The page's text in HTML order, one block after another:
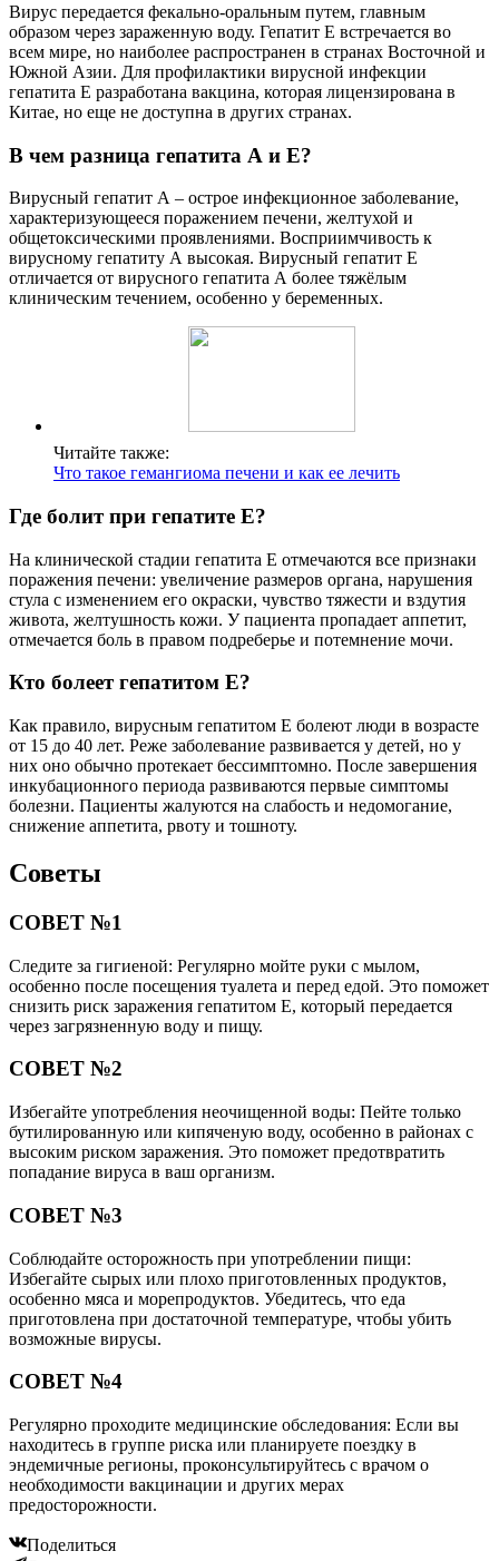
Вирус передается фекально-оральным путем, главным
образом через зараженную воду. Гепатит Е встречается во
всем мире, но наиболее распространен в странах Восточной и
Южной Азии. Для профилактики вирусной инфекции
гепатита Е разработана вакцина, которая лицензирована в
Китае, но еще не доступна в других странах.
В чем разница гепатита А и Е?
Вирусный гепатит А – острое инфекционное заболевание,
характеризующееся поражением печени, желтухой и
общетоксическими проявлениями. Восприимчивость к
вирусному гепатиту А высокая. Вирусный гепатит Е
отличается от вирусного гепатита А более тяжёлым
клиническим течением, особенно у беременных.
Читайте также:
Что такое гемангиома печени и как ее лечить
Где болит при гепатите Е?
На клинической стадии гепатита Е отмечаются все признаки
поражения печени: увеличение размеров органа, нарушения
стула с изменением его окраски, чувство тяжести и вздутия
живота, желтушность кожи. У пациента пропадает аппетит,
отмечается боль в правом подреберье и потемнение мочи.
Кто болеет гепатитом Е?
Как правило, вирусным гепатитом E болеют люди в возрасте
от 15 до 40 лет. Реже заболевание развивается у детей, но у
них оно обычно протекает бессимптомно. После завершения
инкубационного периода развиваются первые симптомы
болезни. Пациенты жалуются на слабость и недомогание,
снижение аппетита, рвоту и тошноту.
Советы
СОВЕТ №1
Следите за гигиеной: Регулярно мойте руки с мылом,
особенно после посещения туалета и перед едой. Это поможет
снизить риск заражения гепатитом Е, который передается
через загрязненную воду и пищу.
СОВЕТ №2
Избегайте употребления неочищенной воды: Пейте только
бутилированную или кипяченую воду, особенно в районах с
высоким риском заражения. Это поможет предотвратить
попадание вируса в ваш организм.
СОВЕТ №3
Соблюдайте осторожность при употреблении пищи:
Избегайте сырых или плохо приготовленных продуктов,
особенно мяса и морепродуктов. Убедитесь, что еда
приготовлена при достаточной температуре, чтобы убить
возможные вирусы.
СОВЕТ №4
Регулярно проходите медицинские обследования: Если вы
находитесь в группе риска или планируете поездку в
эндемичные регионы, проконсультируйтесь с врачом о
необходимости вакцинации и других мерах
предосторожности.
Поделиться